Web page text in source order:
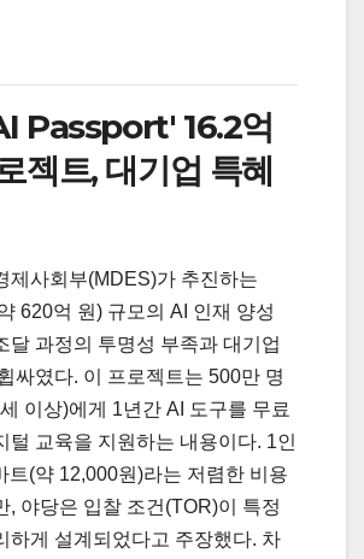
Passport' 16.2억
젝트, 대기업 특혜
제사회부(MDES)가 추진하는
620억 원) 규모의 AI 인재 양성
달 과정의 투명성 부족과 대기업
싸였다. 이 프로젝트는 500만 명
이상)에게 1년간 AI 도구를 무료
털 교육을 지원하는 내용이다. 1인
트(약 12,000원)라는 저렴한 비용
, 야당은 입찰 조건(TOR)이 특정
하게 설계되었다고 주장했다. 차